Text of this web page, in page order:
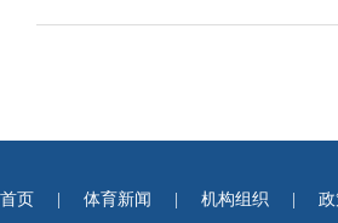
首页 体育新闻 机构组织